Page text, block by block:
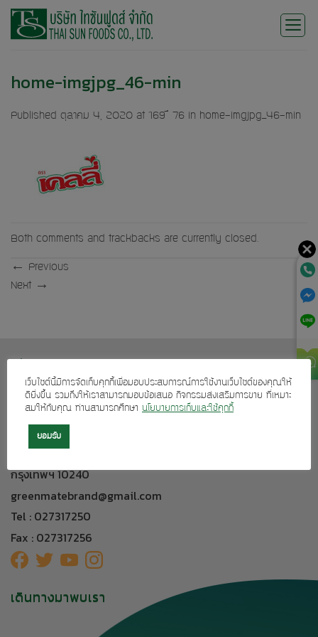
Skip
home-imgjpg_46-min
Published ตุลาคม 4, 2020 at 169 × 76 in home-imgjpg_46-min
Both comments and trackbacks are currently closed.
←
Previous
Next →
บริการลูกค้า
ผลิตภัณฑ์ของเรา
ติดต่อเรา
กรุงเทพฯ 10240
greenmatebrand@gmail.com
Tel : 027317250
Fax : 027317256
เดินทางมาพบเรา
เว็บไซต์นี้มีการจัดเก็บคุกกี้เพื่อมอบประสบการณ์การใช้งานเว็บไซต์ของคุณให้
ดียิ่งขึ้น รวมถึงให้เราสามารถมอบข้อเสนอ กิจกรรมส่งเสริมการขาย ที่เหมาะ
สมให้กับคุณ ท่านสามารถศึกษา นโยบายการเก็บและใช้คุกกี้
ยอมรับ